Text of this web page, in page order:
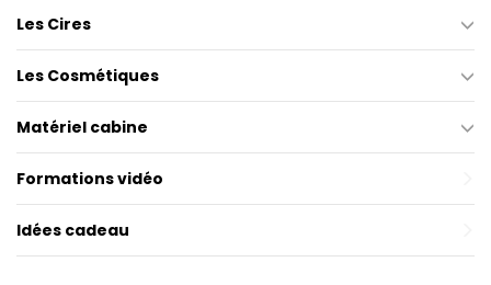
Les Cires
Les Cosmétiques
Matériel cabine
Formations vidéo
Idées cadeau